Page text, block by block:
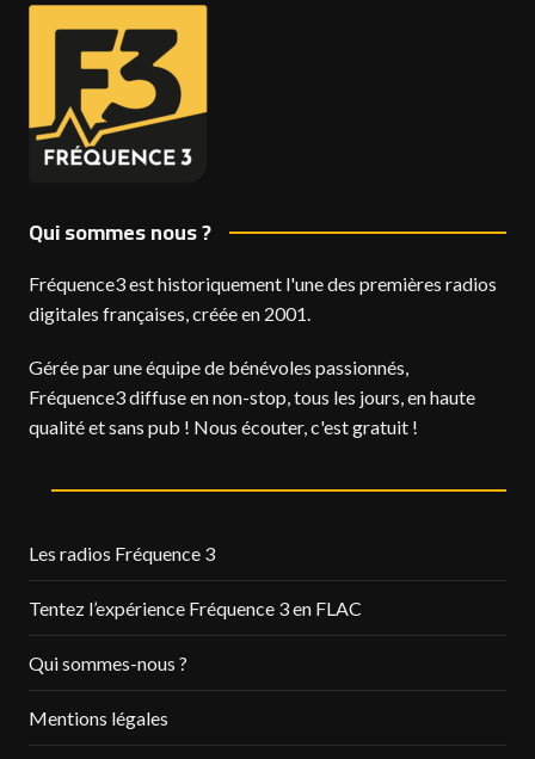
Qui sommes nous ?
Fréquence3 est historiquement l'une des premières radios
digitales françaises, créée en 2001.
Gérée par une équipe de bénévoles passionnés,
Fréquence3 diffuse en non-stop, tous les jours, en haute
qualité et sans pub ! Nous écouter, c'est gratuit !
Les radios Fréquence 3
Tentez l’expérience Fréquence 3 en FLAC
Qui sommes-nous ?
Mentions légales